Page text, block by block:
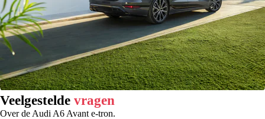
Veelgestelde vragen
Over de Audi A6 Avant e-tron.